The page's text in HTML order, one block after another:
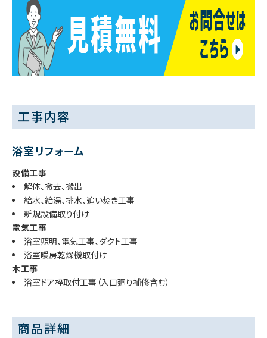
工事内容
浴室リフォーム
設備工事
解体、撤去、搬出
給水、給湯、排水、追い焚き工事
新規設備取り付け
電気工事
浴室照明、電気工事、ダクト工事
浴室暖房乾燥機取付け
木工事
浴室ドア枠取付工事（入口廻り補修含む）
商品詳細